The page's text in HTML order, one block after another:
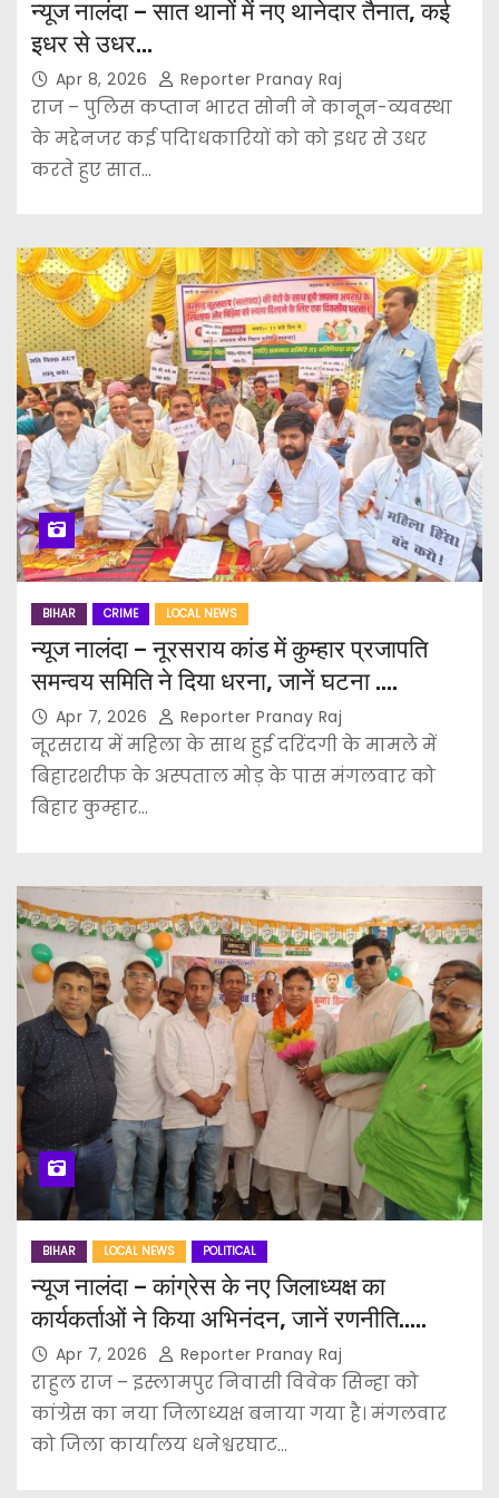
न्यूज नालंदा – सात थानों में नए थानेदार तैनात, कई
इधर से उधर…
Apr 8, 2026 Reporter Pranay Raj
राज – पुलिस कप्तान भारत सोनी ने कानून-व्यवस्था
के मद्देनजर कई पदािधकारियों को को इधर से उधर
करते हुए सात…
BIHAR CRIME LOCAL NEWS
न्यूज नालंदा – नूरसराय कांड में कुम्हार प्रजापति
समन्वय समिति ने दिया धरना, जानें घटना ….
Apr 7, 2026 Reporter Pranay Raj
नूरसराय में महिला के साथ हुई दरिंदगी के मामले में
बिहारशरीफ के अस्पताल मोड़ के पास मंगलवार को
बिहार कुम्हार…
BIHAR LOCAL NEWS POLITICAL
न्यूज नालंदा – कांग्रेस के नए जिलाध्यक्ष का
कार्यकर्ताओं ने किया अभिनंदन, जानें रणनीति…..
Apr 7, 2026 Reporter Pranay Raj
राहुल राज – इस्लामपुर निवासी विवेक सिन्हा को
कांग्रेस का नया जिलाध्यक्ष बनाया गया है। मंगलवार
को जिला कार्यालय धनेश्वरघाट…